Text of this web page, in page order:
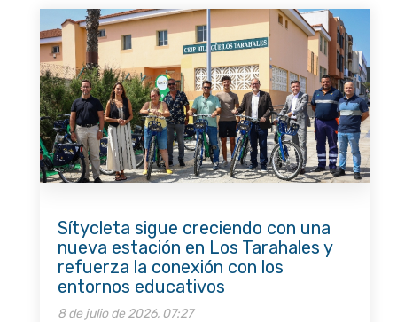
Sítycleta sigue creciendo con una
nueva estación en Los Tarahales y
refuerza la conexión con los
entornos educativos
8 de julio de 2026, 07:27